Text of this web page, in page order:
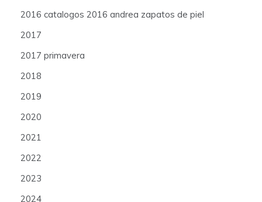
2016 catalogos 2016 andrea zapatos de piel
2017
2017 primavera
2018
2019
2020
2021
2022
2023
2024